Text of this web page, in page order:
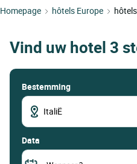
Homepage hôtels Europe
Vind uw hotel 3
Bestemming
data